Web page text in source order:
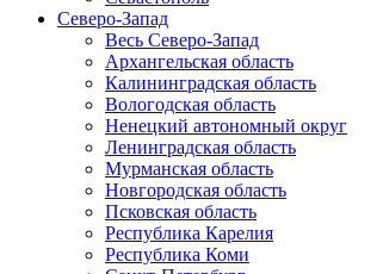
Северо-Запад
Весь Северо-Запад
Архангельская область
Калининградская область
Вологодская область
Ненецкий автономный округ
Ленинградская область
Мурманская область
Новгородская область
Псковская область
Республика Карелия
Республика Коми